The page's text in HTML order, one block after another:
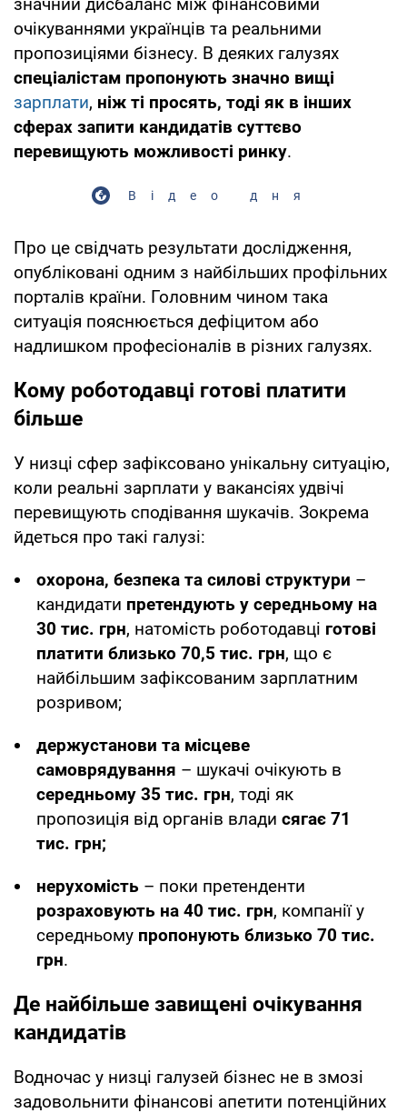
очікуваннями українців та реальними
пропозиціями бізнесу. В деяких галузях
спеціалістам пропонують значно вищі
зарплати, ніж ті просять, тоді як в інших
сферах запити кандидатів суттєво
перевищують можливості ринку.
Відео дня
Про це свідчать результати дослідження,
опубліковані одним з найбільших профільних
порталів країни. Головним чином така
ситуація пояснюється дефіцитом або
надлишком професіоналів в різних галузях.
Кому роботодавці готові платити
більше
У низці сфер зафіксовано унікальну ситуацію,
коли реальні зарплати у вакансіях удвічі
перевищують сподівання шукачів. Зокрема
йдеться про такі галузі:
охорона, безпека та силові структури –
кандидати претендують у середньому на
30 тис. грн, натомість роботодавці готові
платити близько 70,5 тис. грн, що є
найбільшим зафіксованим зарплатним
розривом;
держустанови та місцеве
самоврядування – шукачі очікують в
середньому 35 тис. грн, тоді як
пропозиція від органів влади сягає 71
тис. грн;
нерухомість – поки претенденти
розраховують на 40 тис. грн, компанії у
середньому пропонують близько 70 тис.
грн.
Де найбільше завищені очікування
кандидатів
Водночас у низці галузей бізнес не в змозі
задовольнити фінансові апетити потенційних